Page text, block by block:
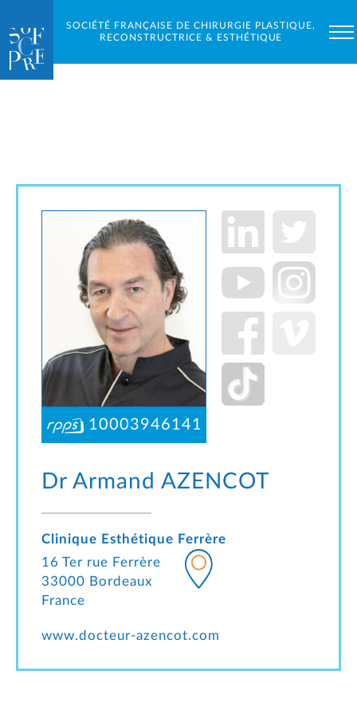
SOCIÉTÉ FRANÇAISE DE CHIRURGIE PLASTIQUE,
RECONSTRUCTRICE & ESTHÉTIQUE
10003946141
Dr ArmandAZENCOT
Clinique Esthétique Ferrère
16 Ter rue Ferrère
33000 Bordeaux
France
www.docteur-azencot.com